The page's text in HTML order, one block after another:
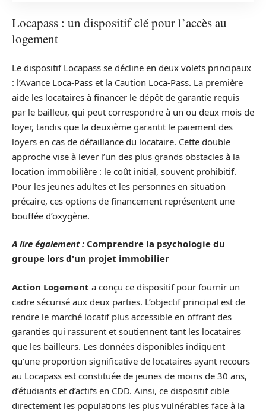
Locapass : un dispositif clé pour l’accès au
logement
Le dispositif Locapass se décline en deux volets principaux
: l’Avance Loca-Pass et la Caution Loca-Pass. La première
aide les locataires à financer le dépôt de garantie requis
par le bailleur, qui peut correspondre à un ou deux mois de
loyer, tandis que la deuxième garantit le paiement des
loyers en cas de défaillance du locataire. Cette double
approche vise à lever l’un des plus grands obstacles à la
location immobilière : le coût initial, souvent prohibitif.
Pour les jeunes adultes et les personnes en situation
précaire, ces options de financement représentent une
bouffée d’oxygène.
A lire également : Comprendre la psychologie du
groupe lors d'un projet immobilier
Action Logement a conçu ce dispositif pour fournir un
cadre sécurisé aux deux parties. L’objectif principal est de
rendre le marché locatif plus accessible en offrant des
garanties qui rassurent et soutiennent tant les locataires
que les bailleurs. Les données disponibles indiquent
qu’une proportion significative de locataires ayant recours
au Locapass est constituée de jeunes de moins de 30 ans,
d’étudiants et d’actifs en CDD. Ainsi, ce dispositif cible
directement les populations les plus vulnérables face à la